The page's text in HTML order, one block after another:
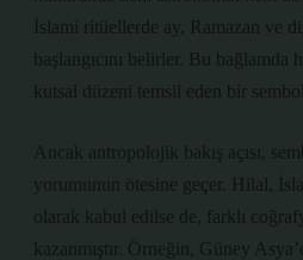
İslami ritüellerde ay, Ramazan ve
başlangıcını belirler. Bu bağlamda
kutsal düzeni temsil eden bir
Ancak antropolojik bakış açısı,
yorumunun ötesine geçer. Hilal,
olarak kabul edilse de, farklı
kazanmıştır. Örneğin, Güney